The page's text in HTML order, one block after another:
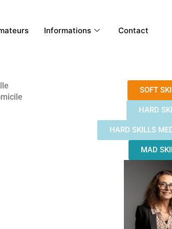
Informations Contact
SOFT
HARD
HARD SKILLS
MAD